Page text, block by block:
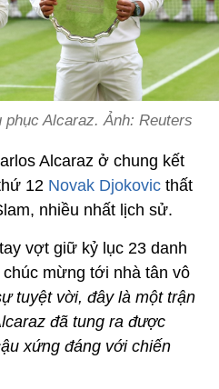
Alcaraz. Ảnh: Reuters
Alcaraz ở chung kết
12 Novak Djokovic thất
nhiều nhất lịch sử.
vợt giữ kỷ lục 23 danh
mừng tới nhà tân vô
tuyệt vời, đây là một trận
đã tung ra được
xứng đáng với chiến